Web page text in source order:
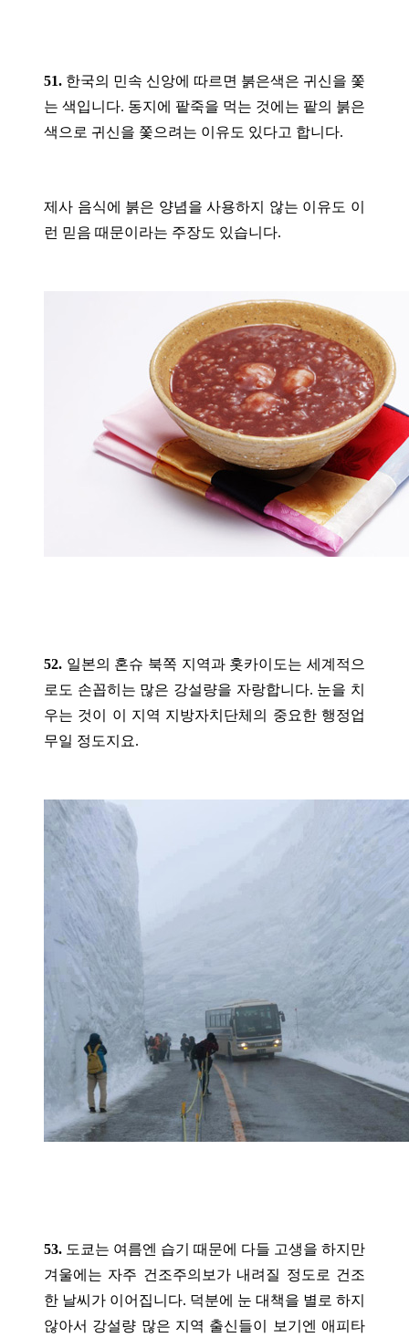
51. 한국의 민속 신앙에 따르면 붉은색은 귀신을 쫓
는 색입니다. 동지에 팥죽을 먹는 것에는 팥의 붉은
색으로 귀신을 쫓으려는 이유도 있다고 합니다.
제사 음식에 붉은 양념을 사용하지 않는 이유도 이
런 믿음 때문이라는 주장도 있습니다.
52. 일본의 혼슈 북쪽 지역과 홋카이도는 세계적으
로도 손꼽히는 많은 강설량을 자랑합니다. 눈을 치
우는 것이 이 지역 지방자치단체의 중요한 행정업
무일 정도지요.
53. 도쿄는 여름엔 습기 때문에 다들 고생을 하지만
겨울에는 자주 건조주의보가 내려질 정도로 건조
한 날씨가 이어집니다. 덕분에 눈 대책을 별로 하지
않아서 강설량 많은 지역 출신들이 보기엔 애피타